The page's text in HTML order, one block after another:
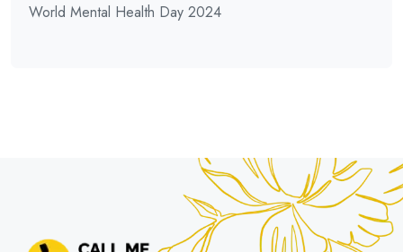
World Mental Health Day 2024